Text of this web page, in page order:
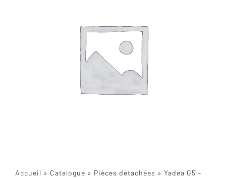
Accueil » Catalogue » Pièces détachées » Yadea G5 –